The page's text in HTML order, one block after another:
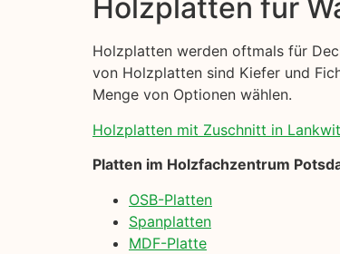
Holzplatten für
Holzplatten werden oftmals für
von Holzplatten sind Kiefer und
Menge von Optionen wählen.
Holzplatten mit Zuschnitt in
Platten im Holzfachzentrum
OSB-Platten
Spanplatten
MDF-Platte